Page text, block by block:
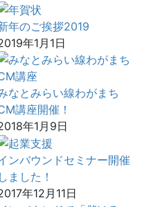
年のご挨拶2019
年1月1日
なとみらい線わがまち
講座開催！
年1月9日
ンバウンドセミナー開催
しました！
年12月11日